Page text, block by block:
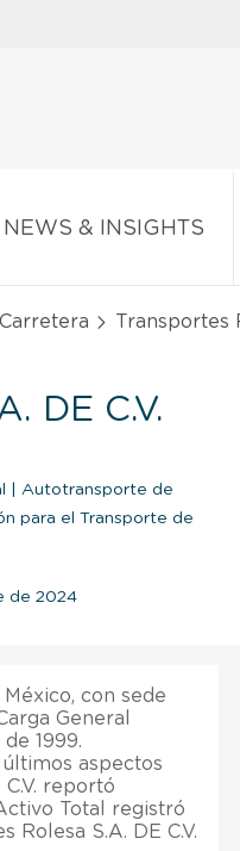
NEWS & INSIGHTS
Transportes
DE C.V.
Autotransporte de
para el Transporte de
de 2024
con sede
General
1999.
aspectos
reportó
Total registró
Rolesa S.A. DE C.V.